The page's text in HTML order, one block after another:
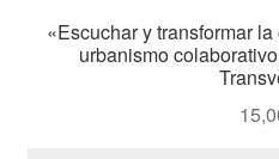
«Escuchar y transformar
urbanismo